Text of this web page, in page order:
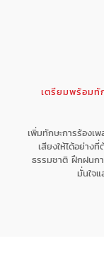
เตรียมพร้อม
เพิ่มทักษะการร้องเ
เสียงให้ได้อย่าง
ธรรมชาติ ฝึกฝนกา
มั่นใจแ